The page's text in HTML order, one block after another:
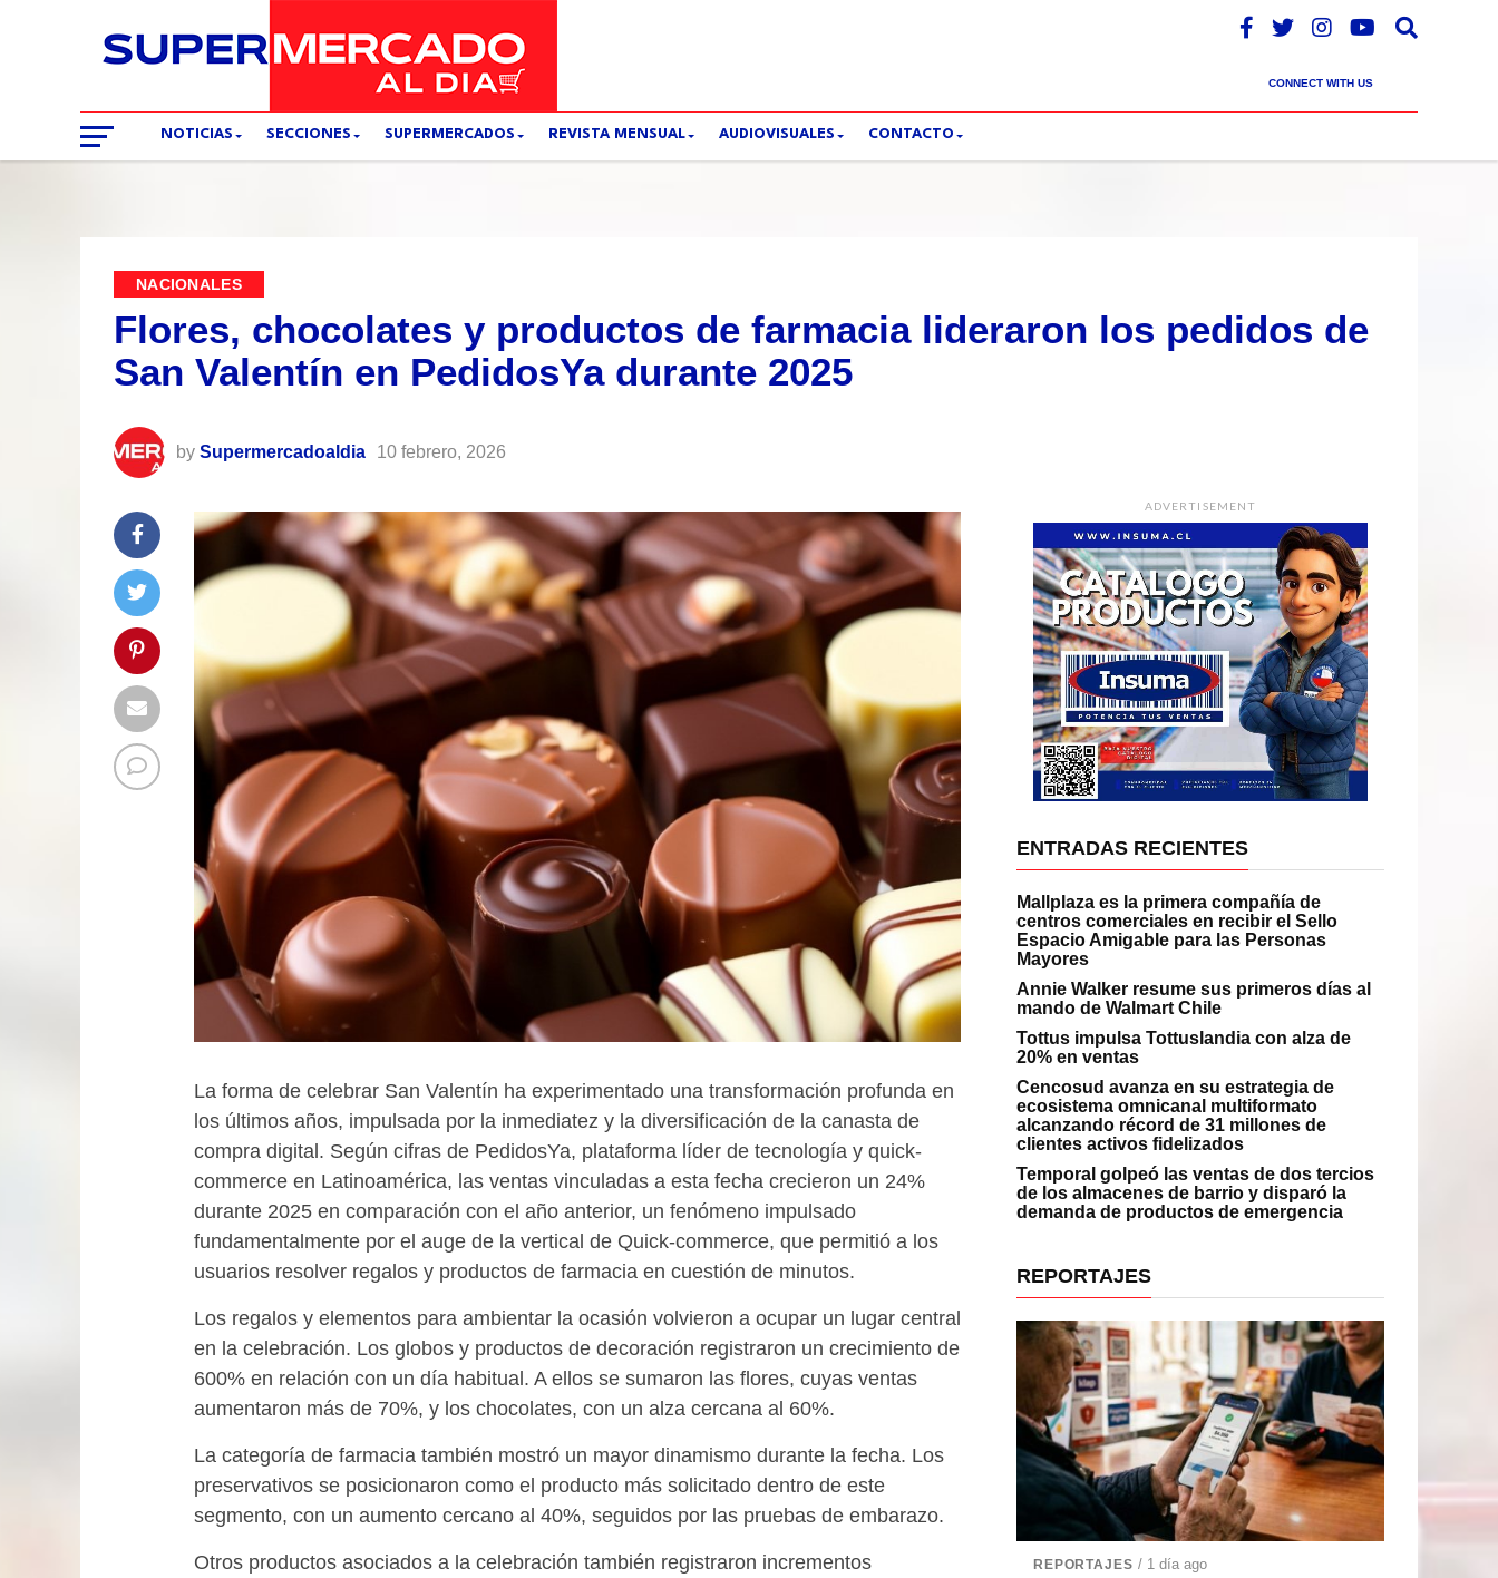
CONNECT WITH US
NOTICIAS SECCIONES SUPERMERCADOS REVISTA MENSUAL AUDIOVISUALES CONTACTO
NACIONALES
Flores, chocolates y productos de farmacia lideraron los pedidos de
San Valentín en PedidosYa durante 2025
by Supermercadoaldia 10 febrero, 2026
La forma de celebrar San Valentín ha experimentado una transformación profunda en
los últimos años, impulsada por la inmediatez y la diversificación de la canasta de
compra digital. Según cifras de PedidosYa, plataforma líder de tecnología y quick-
commerce en Latinoamérica, las ventas vinculadas a esta fecha crecieron un 24%
durante 2025 en comparación con el año anterior, un fenómeno impulsado
fundamentalmente por el auge de la vertical de Quick-commerce, que permitió a los
usuarios resolver regalos y productos de farmacia en cuestión de minutos.
Los regalos y elementos para ambientar la ocasión volvieron a ocupar un lugar central
en la celebración. Los globos y productos de decoración registraron un crecimiento de
600% en relación con un día habitual. A ellos se sumaron las flores, cuyas ventas
aumentaron más de 70%, y los chocolates, con un alza cercana al 60%.
La categoría de farmacia también mostró un mayor dinamismo durante la fecha. Los
preservativos se posicionaron como el producto más solicitado dentro de este
segmento, con un aumento cercano al 40%, seguidos por las pruebas de embarazo.
Otros productos asociados a la celebración también registraron incrementos
ADVERTISEMENT
ENTRADAS RECIENTES
Mallplaza es la primera compañía de
centros comerciales en recibir el Sello
Espacio Amigable para las Personas
Mayores
Annie Walker resume sus primeros días al
mando de Walmart Chile
Tottus impulsa Tottuslandia con alza de
20% en ventas
Cencosud avanza en su estrategia de
ecosistema omnicanal multiformato
alcanzando récord de 31 millones de
clientes activos fidelizados
Temporal golpeó las ventas de dos tercios
de los almacenes de barrio y disparó la
demanda de productos de emergencia
REPORTAJES
REPORTAJES / 1 día ago